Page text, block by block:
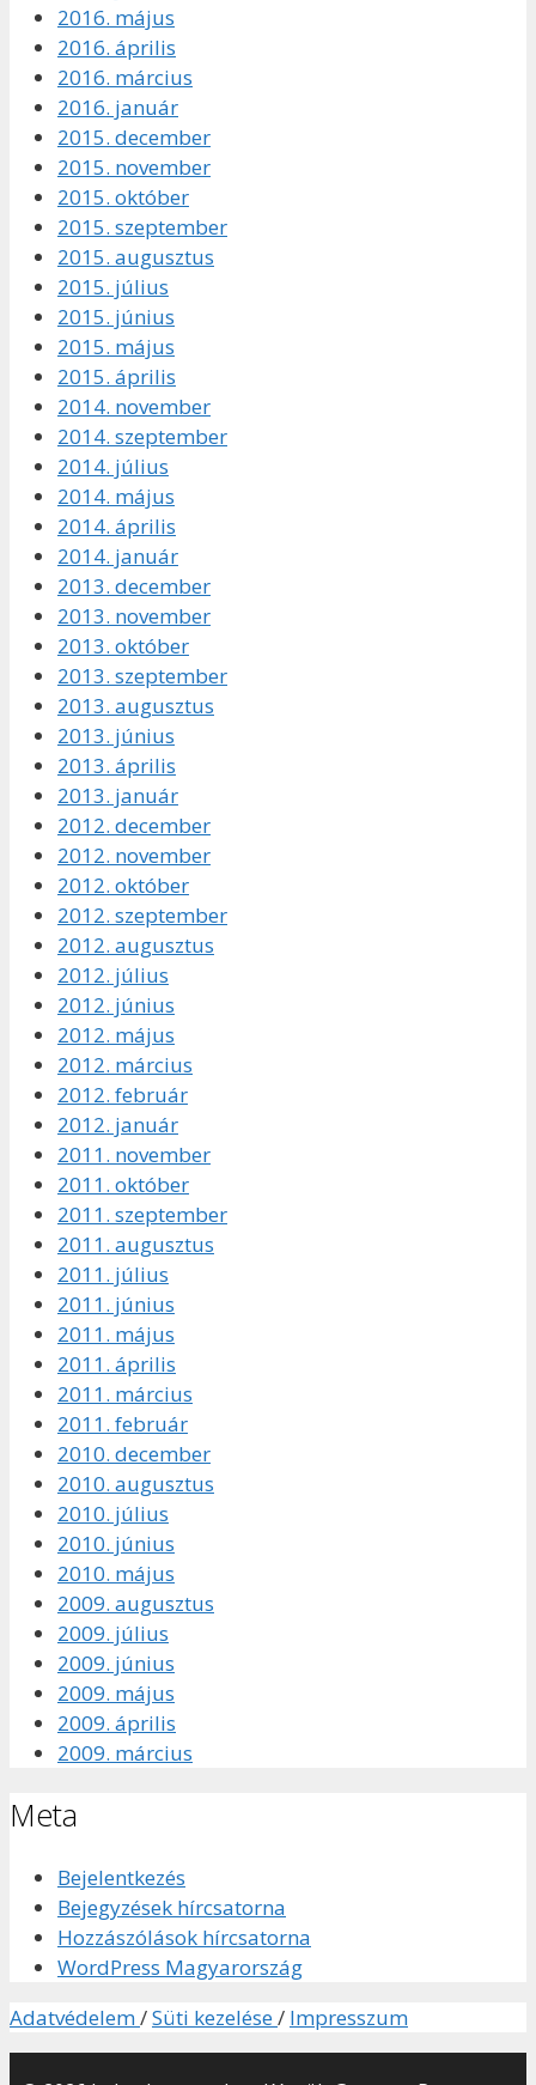
2016. május
2016. április
2016. március
2016. január
2015. december
2015. november
2015. október
2015. szeptember
2015. augusztus
2015. július
2015. június
2015. május
2015. április
2014. november
2014. szeptember
2014. július
2014. május
2014. április
2014. január
2013. december
2013. november
2013. október
2013. szeptember
2013. augusztus
2013. június
2013. április
2013. január
2012. december
2012. november
2012. október
2012. szeptember
2012. augusztus
2012. július
2012. június
2012. május
2012. március
2012. február
2012. január
2011. november
2011. október
2011. szeptember
2011. augusztus
2011. július
2011. június
2011. május
2011. április
2011. március
2011. február
2010. december
2010. augusztus
2010. július
2010. június
2010. május
2009. augusztus
2009. július
2009. június
2009. május
2009. április
2009. március
Meta
Bejelentkezés
Bejegyzések hírcsatorna
Hozzászólások hírcsatorna
WordPress Magyarország
Adatvédelem/Süti kezelése/ Impresszum